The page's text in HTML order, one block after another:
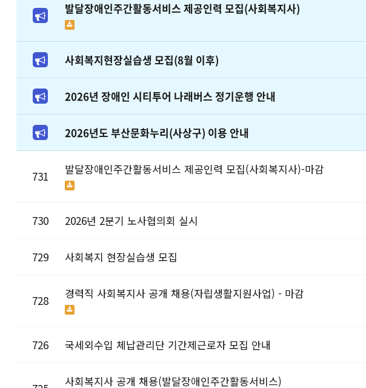
발달장애인주간활동서비스 제공인력 모집(사회복지사)
사회복지현장실습생 모집(8월 이후)
2026년 장애인 시티투어 나래버스 정기운행 안내
2026년도 부산문화누리(사상구) 이용 안내
731 발달장애인주간활동서비스 제공인력 모집(사회복지사)-마감
730 2026년 2분기 노사협의회 실시
729 사회복지 현장실습생 모집
728 경력직 사회복지사 공개 채용(자립생활지원사업) - 마감
726 국세외수입 체납관리단 기간제근로자 모집 안내
사회복지사 공개 채용(발달장애인주간활동서비스)